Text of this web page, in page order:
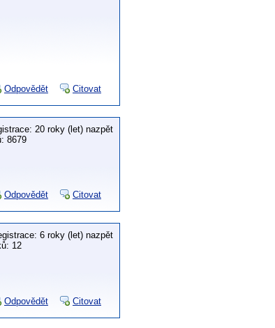
Odpovědět Citovat
20 roky (let) nazpět
8679
Odpovědět Citovat
6 roky (let) nazpět
12
Odpovědět Citovat